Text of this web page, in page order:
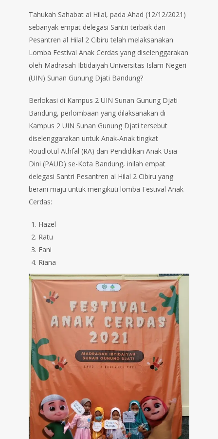
Tahukah Sahabat al Hilal, pada Ahad (12/12/2021)
sebanyak empat delegasi Santri terbaik dari
Pesantren al Hilal 2 Cibiru telah melaksanakan
Lomba Festival Anak Cerdas yang diselenggarakan
oleh Madrasah Ibtidaiyah Universitas Islam Negeri
(UIN) Sunan Gunung Djati Bandung?
Berlokasi di Kampus 2 UIN Sunan Gunung Djati
Bandung, perlombaan yang dilaksanakan di
Kampus 2 UIN Sunan Gunung Djati tersebut
diselenggarakan untuk Anak-Anak tingkat
Roudlotul Athfal (RA) dan Pendidikan Anak Usia
Dini (PAUD) se-Kota Bandung, inilah empat
delegasi Santri Pesantren al Hilal 2 Cibiru yang
berani maju untuk mengikuti lomba Festival Anak
Cerdas:
Hazel
Ratu
Fani
Riana